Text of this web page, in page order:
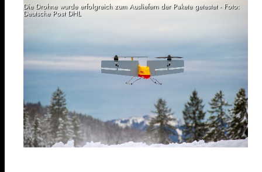
Die Drohne wurde erfolgreich zum Ausliefern der Pakete getestet - Foto:
Deutsche Post DHL